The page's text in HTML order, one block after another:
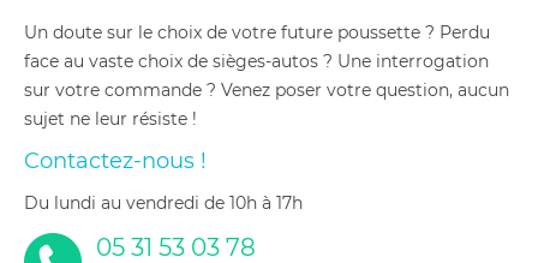
Un doute sur le choix de votre future poussette ? Perdu
face au vaste choix de sièges-autos ? Une interrogation
sur votre commande ? Venez poser votre question, aucun
sujet ne leur résiste !
Contactez-nous !
du lundi au vendredi de 10h à 17h
05 31 53 03 78